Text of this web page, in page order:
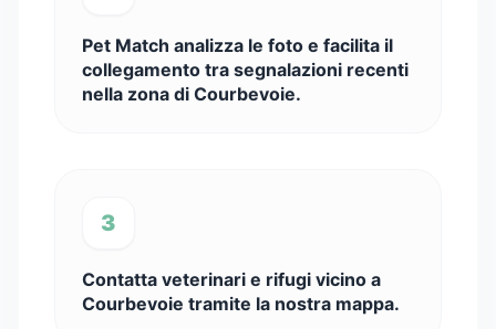
Pet Match analizza le foto e facilita il
collegamento tra segnalazioni recenti
nella zona di Courbevoie.
3
Contatta veterinari e rifugi vicino a
Courbevoie tramite la nostra mappa.